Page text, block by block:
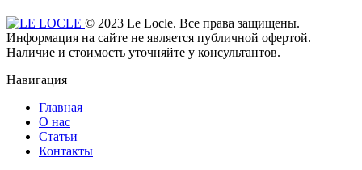
© 2023 Le Locle. Все права защищены.
Информация на сайте не является публичной офертой.
Наличие и стоимость уточняйте у консультантов.
Навигация
Главная
О нас
Статьи
Контакты